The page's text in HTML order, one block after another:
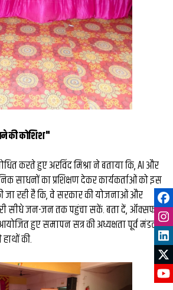
की कोशिश"
करते हुए अरविंद मिश्रा ने बताया कि, AI और
साधनों का प्रशिक्षण देकर कार्यकर्ताओं को इस
जा रही है कि, वे सरकार की योजनाओं और
सीधे जन-जन तक पहुंचा सकें. बता दें, ऑक्सफोर्ड
हुए समापन सत्र की अध्यक्षता पूर्व मंडल
की.